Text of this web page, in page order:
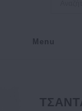
Menu